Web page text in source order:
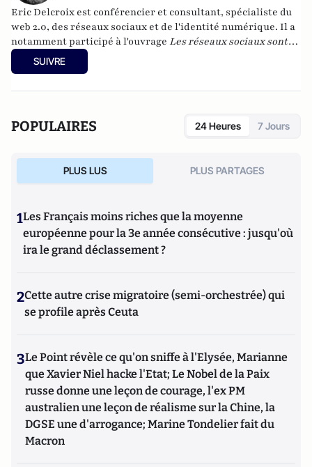
Eric Delcroix est conférencier et consultant, spécialiste du
web 2.0, des réseaux sociaux et de l'identité numérique. Il a
notamment participé à l'ouvrage Les réseaux sociaux sont-
ils nos amis ?
, paru en juin 2012. Il est créateur du
siteGénération Z
SUIVRE
POPULAIRES 24 Heures 7 Jours
PLUS LUS PLUS PARTAGES
1Les Français moins riches que la moyenne
européenne pour la 3e année consécutive : jusqu'où
ira le grand déclassement ?
2Cette autre crise migratoire (semi-orchestrée) qui
se profile après Ceuta
3Le Point révèle ce qu'on sniffe à l'Elysée, Marianne
que Xavier Niel hacke l'Etat; Le Nobel de la Paix
russe donne une leçon de courage, l'ex PM
australien une leçon de réalisme sur la Chine, la
DGSE une d'arrogance; Marine Tondelier fait du
Macron